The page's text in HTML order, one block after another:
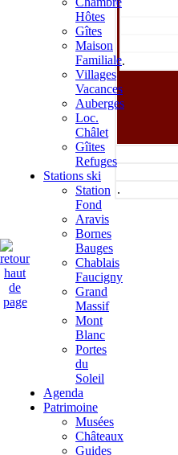
Hôtes
Gîtes
Maison
Familiale
Villages
Vacances
Auberges
Loc.
Châlet
Gîites
Refuges
Stations ski
Station
Fond
Aravis
Bornes
Bauges
Chablais
Faucigny
Grand
Massif
Mont
Blanc
Portes
du
Soleil
Agenda
Patrimoine
Musées
Châteaux
Guides
.
.